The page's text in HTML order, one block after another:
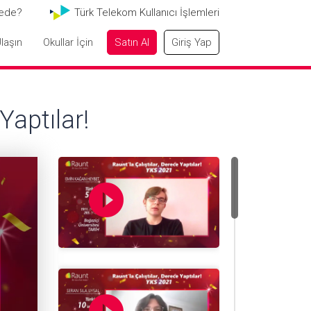
Türk Telekom Kullanıcı İşlemleri
Okullar İçin Satın Al Giriş Yap